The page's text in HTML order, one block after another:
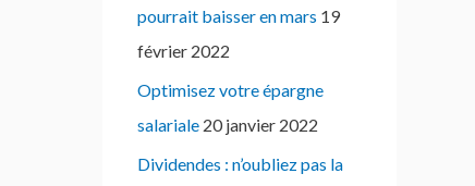
pourrait baisser en mars 19
février 2022
Optimisez votre épargne
salariale 20 janvier 2022
Dividendes : n’oubliez pas la